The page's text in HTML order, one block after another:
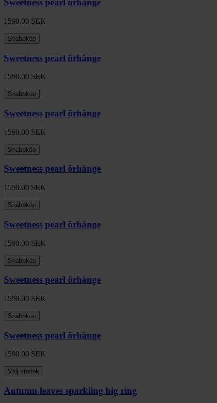
Sweetness pearl örhänge
1590.00 SEK
Snabbköp
Sweetness pearl örhänge
1590.00 SEK
Snabbköp
Sweetness pearl örhänge
1590.00 SEK
Snabbköp
Sweetness pearl örhänge
1590.00 SEK
Snabbköp
Sweetness pearl örhänge
1590.00 SEK
Snabbköp
Sweetness pearl örhänge
1590.00 SEK
Snabbköp
Sweetness pearl örhänge
1590.00 SEK
Välj storlek
Autumn leaves sparkling big ring